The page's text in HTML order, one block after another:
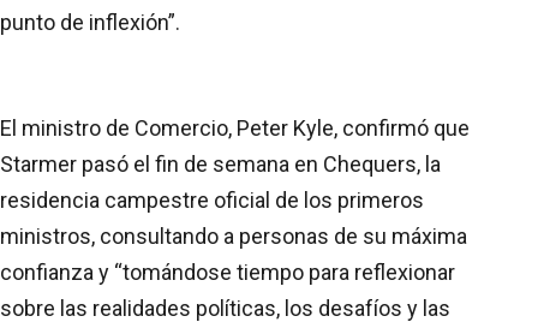
punto de inflexión”.
El ministro de Comercio, Peter Kyle, confirmó que
Starmer pasó el fin de semana en Chequers, la
residencia campestre oficial de los primeros
ministros, consultando a personas de su máxima
confianza y “tomándose tiempo para reflexionar
sobre las realidades políticas, los desafíos y las